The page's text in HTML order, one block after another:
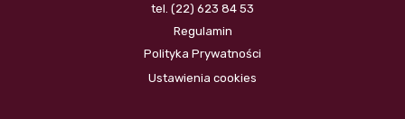
tel. (22) 623 84 53
Regulamin
Polityka Prywatności
Ustawienia cookies